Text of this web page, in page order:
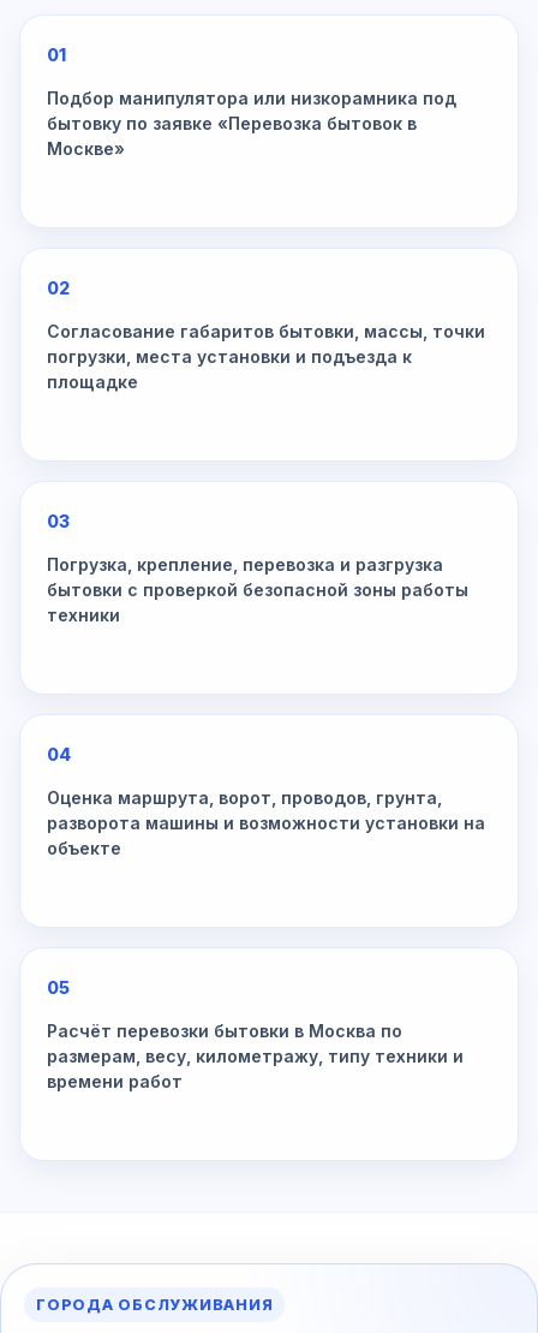
01
Подбор манипулятора или низкорамника под
бытовку по заявке «Перевозка бытовок в
Москве»
02
Согласование габаритов бытовки, массы, точки
погрузки, места установки и подъезда к
площадке
03
Погрузка, крепление, перевозка и разгрузка
бытовки с проверкой безопасной зоны работы
техники
04
Оценка маршрута, ворот, проводов, грунта,
разворота машины и возможности установки на
объекте
05
Расчёт перевозки бытовки в Москва по
размерам, весу, километражу, типу техники и
времени работ
ГОРОДА ОБСЛУЖИВАНИЯ